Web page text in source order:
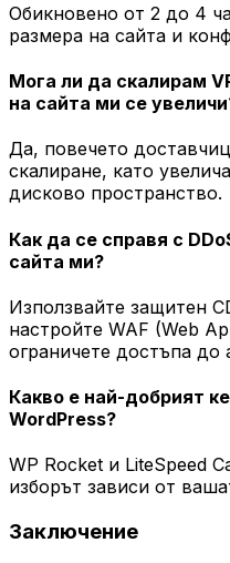
Обикновено от 2 до 4
размера на сайта и
Мога ли да скалирам
на сайта ми се
Да, повечето
скалиране, като
дисково пространство.
Как да се справя с
сайта ми?
Използвайте защитен
настройте WAF (Web
ограничете достъпа до
Какво е най-добрият
WordPress?
WP Rocket и LiteSpeed
изборът зависи от
Заключение